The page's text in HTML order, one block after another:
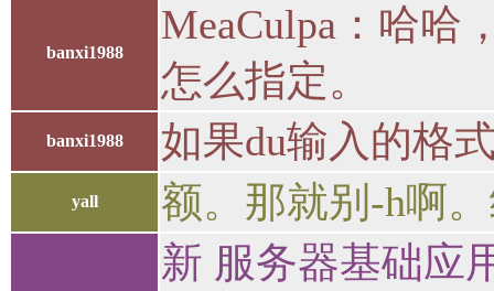
banxi1988
MeaCulpa：哈哈
怎么指定。
banxi1988 如果du输入的格
yall 额。那就别-h啊
新 服务器基础应